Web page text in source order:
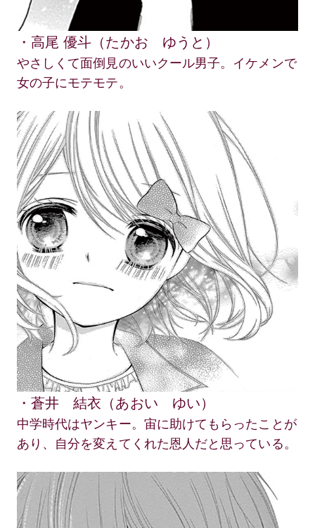
・高尾 優斗（たかお ゆうと）
やさしくて面倒見のいいクール男子。イケメンで
女の子にモテモテ。
・蒼井 結衣（あおい ゆい）
中学時代はヤンキー。宙に助けてもらったことが
あり、自分を変えてくれた恩人だと思っている。